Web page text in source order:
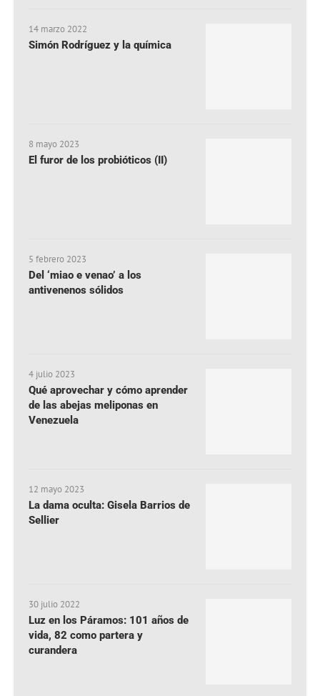
14 marzo 2022
Simón Rodríguez y la química
8 mayo 2023
El furor de los probióticos (II)
5 febrero 2023
Del ‘miao e venao’ a los
antivenenos sólidos
4 julio 2023
Qué aprovechar y cómo aprender
de las abejas meliponas en
Venezuela
12 mayo 2023
La dama oculta: Gisela Barrios de
Sellier
30 julio 2022
Luz en los Páramos: 101 años de
vida, 82 como partera y
curandera